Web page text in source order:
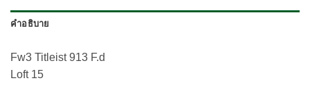
คำอธิบาย
Fw3 Titleist 913 F.d
Loft 15